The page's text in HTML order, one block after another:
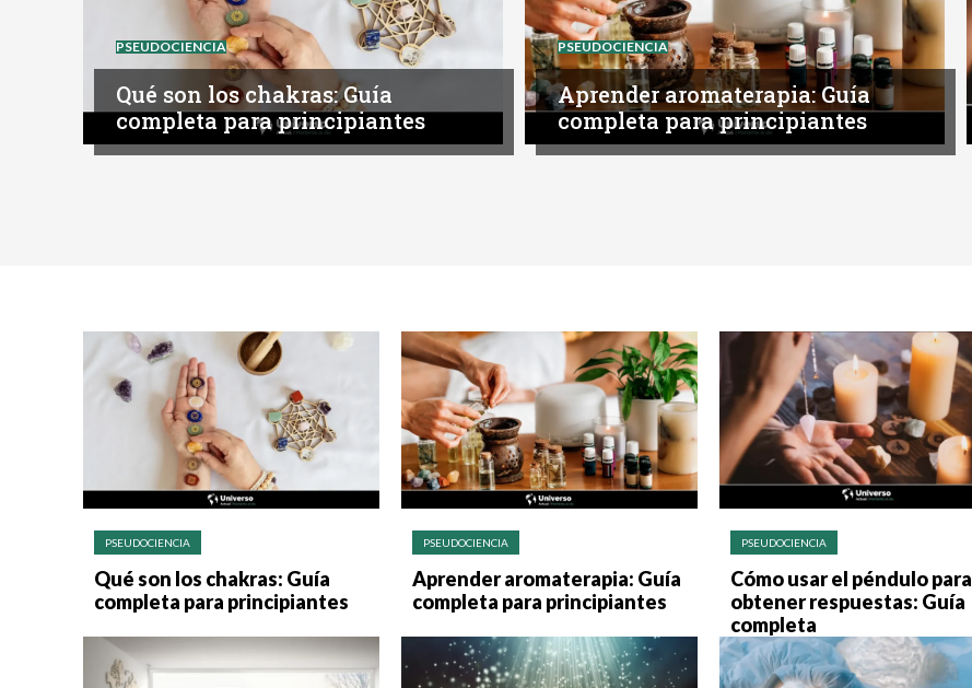
PSEUDOCIENCIA
Qué son los chakras: Guía
completa para principiantes
PSEUDOCIENCIA
Aprender aromaterapia: Guía
completa para principiantes
PSEUDOCIENCIA
Qué son los chakras: Guía
completa para principiantes
PSEUDOCIENCIA
Aprender aromaterapia: Guía
completa para principiantes
PSEUDOCIENCIA
Cómo usar el péndulo para
obtener respuestas: Guía
completa